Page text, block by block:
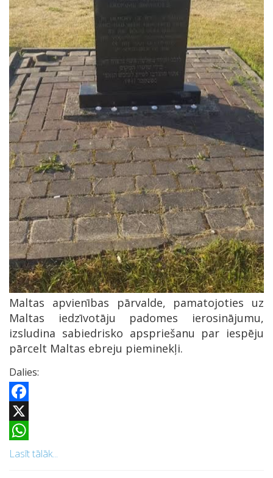
Maltas apvienības pārvalde, pamatojoties uz
Maltas iedzīvotāju padomes ierosinājumu,
izsludina sabiedrisko apspriešanu par iespēju
pārcelt Maltas ebreju pieminekļi.
Dalies:
Facebook
X
WhatsApp
Lasīt tālāk...